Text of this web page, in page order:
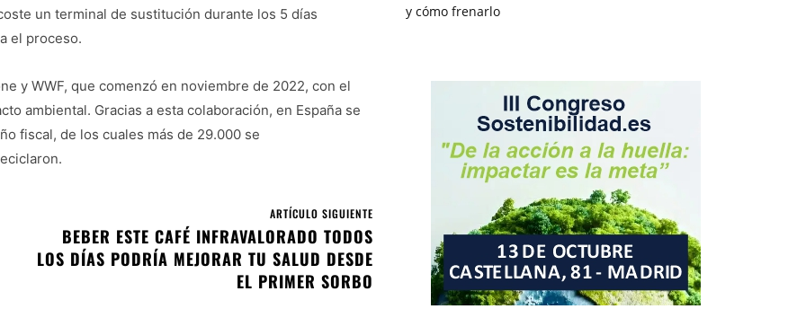
un terminal de sustitución durante los 5 días
el proceso.
y WWF, que comenzó en noviembre de 2022, con el
ambiental. Gracias a esta colaboración, en España se
fiscal, de los cuales más de 29.000 se
ARTÍCULO SIGUIENTE
BEBER ESTE CAFÉ INFRAVALORADO TODOS
LOS DÍAS PODRÍA MEJORAR TU SALUD DESDE
EL PRIMER SORBO
y cómo frenarlo